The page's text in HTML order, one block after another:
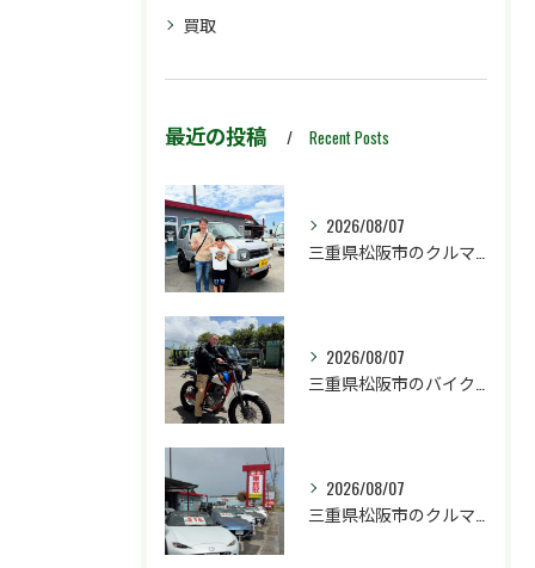
買取
最近の投稿 Recent Posts
2026/08/07
2026/08/07
2026/08/07